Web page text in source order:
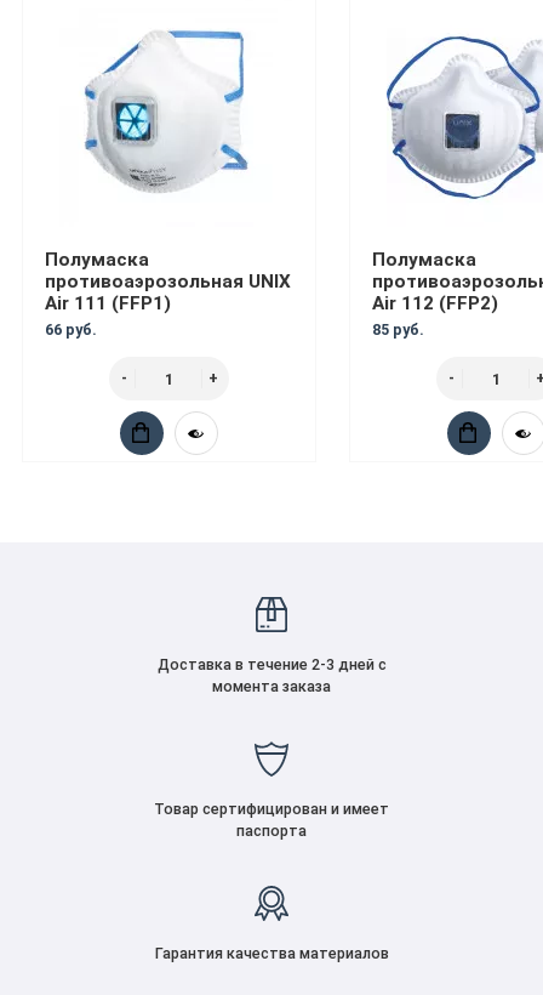
Полумаска
противоаэрозольная UNIX
Air 111 (FFP1)
66 руб.
Полумаска
Air 112 (FFP2)
85 руб.
Доставка в течение 2-3 дней с
момента заказа
Товар сертифицирован и имеет
паспорта
Гарантия качества материалов